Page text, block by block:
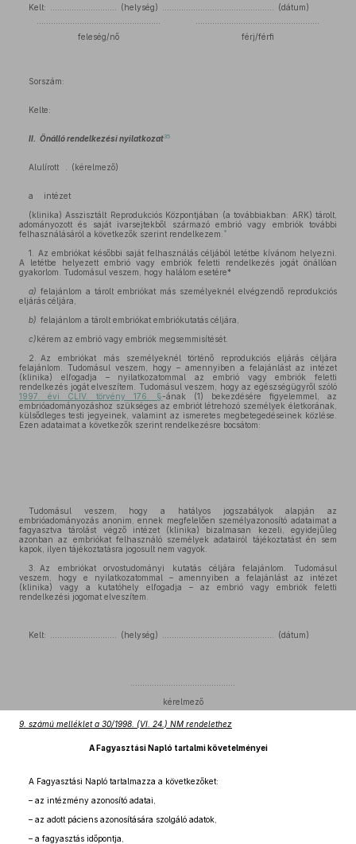
Kelt: ............................ (helység) ............................................... (dátum)
feleség/nő
férj/férfi
Sorszám:
Kelte:
II. Önálló rendelkezési nyilatkozat35
Alulírott . (kérelmező)
a intézet
(klinika) Asszisztált Reprodukciós Központjában (a továbbiakban: ARK) tárolt,
adományozott és saját ivarsejtekből származó embrió vagy embriók további
felhasználásáról a következők szerint rendelkezem. *
1. Az embriókat későbbi saját felhasználás céljából letétbe kívánom helyezni.
A letétbe helyezett embrió vagy embriók feletti rendelkezés jogát önállóan
gyakorlom. Tudomásul veszem, hogy halálom esetére*
a) felajánlom a tárolt embriókat más személyeknél elvégzendő reprodukciós
eljárás céljára,
b) felajánlom a tárolt embriókat embriókutatás céljára,
c)kérem az embrió vagy embriók megsemmisítését.
2. Az embriókat más személyeknél történő reprodukciós eljárás céljára
felajánlom. Tudomásul veszem, hogy – amennyiben a felajánlást az intézet
(klinika) elfogadja – nyilatkozatommal az embrió vagy embriók feletti
rendelkezés jogát elveszítem. Tudomásul veszem, hogy az egészségügyről szóló
1997. évi CLIV. törvény 176. §-ának (1) bekezdésére figyelemmel, az
embrióadományozáshoz szükséges az embriót létrehozó személyek életkorának,
külsődleges testi jegyeinek, valamint az ismeretes megbetegedéseinek közlése.
Ezen adataimat a következők szerint rendelkezésre bocsátom:
Tudomásul veszem, hogy a hatályos jogszabályok alapján az
embrióadományozás anonim, ennek megfelelően személyazonosító adataimat a
fagyasztva tárolást végző intézet (klinika) bizalmasan kezeli, egyidejűleg
azonban az embriókat felhasználó személyek adatairól tájékoztatást én sem
kapok, ilyen tájékoztatásra jogosult nem vagyok.
3. Az embriókat orvostudományi kutatás céljára felajánlom. Tudomásul
veszem, hogy e nyilatkozatommal – amennyiben a felajánlást az intézet
(klinika) vagy a kutatóhely elfogadja – az embrió vagy embriók feletti
rendelkezési jogomat elveszítem.
Kelt: ............................ (helység) ............................................... (dátum)
kérelmező
9. számú melléklet a 30/1998. (VI. 24.) NM rendelethez
A Fagyasztási Napló tartalmi követelményei
A Fagyasztási Napló tartalmazza a következőket:
– az intézmény azonosító adatai,
– az adott páciens azonosítására szolgáló adatok,
– a fagyasztás időpontja,